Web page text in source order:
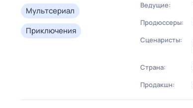
Мультсериал
Приключения
Ведущие:
Продюссеры:
Сценаристы:
Страна:
Продакшн: